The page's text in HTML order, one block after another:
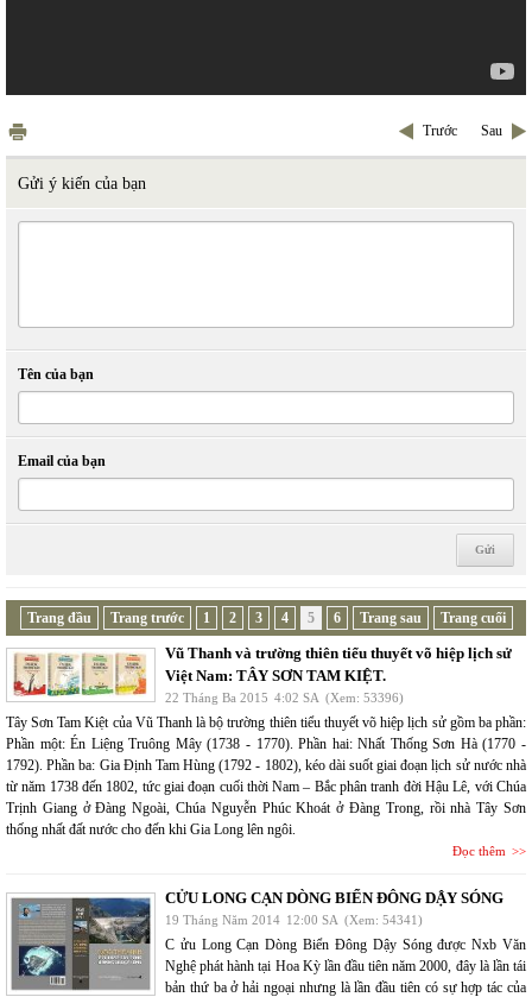
Trước Sau
Gửi ý kiến của bạn
Tên của bạn
Email của bạn
Trang đầu Trang trước 1 2 3 4 5 6 Trang sau Trang cuối
Vũ Thanh và trường thiên tiểu thuyết võ hiệp lịch sử
Việt Nam: TÂY SƠN TAM KIỆT.
22 Tháng Ba 2015 4:02 SA (Xem: 53396)
Tây Sơn Tam Kiệt của Vũ Thanh là bộ trường thiên tiểu thuyết võ hiệp lịch sử gồm ba phần:
Phần một: Én Liệng Truông Mây (1738 - 1770). Phần hai: Nhất Thống Sơn Hà (1770 -
1792). Phần ba: Gia Định Tam Hùng (1792 - 1802), kéo dài suốt giai đoạn lịch sử nước nhà
từ năm 1738 đến 1802, tức giai đoạn cuối thời Nam – Bắc phân tranh đời Hậu Lê, với Chúa
Trịnh Giang ở Đàng Ngoài, Chúa Nguyễn Phúc Khoát ở Đàng Trong, rồi nhà Tây Sơn
thống nhất đất nước cho đến khi Gia Long lên ngôi.
Đọc thêm
CỬU LONG CẠN DÒNG BIỂN ĐÔNG DẬY SÓNG
19 Tháng Năm 2014 12:00 SA (Xem: 54341)
C ửu Long Cạn Dòng Biển Đông Dậy Sóng được Nxb Văn
Nghệ phát hành tại Hoa Kỳ lần đầu tiên năm 2000, đây là lần tái
bản thứ ba ở hải ngoại nhưng là lần đầu tiên có sự hợp tác của